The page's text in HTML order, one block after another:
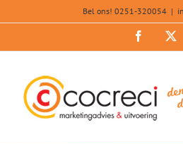
naar
Bel ons! 0251-320054 |
Facebook